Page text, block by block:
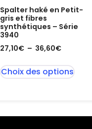
Spalter haké en Petit-
gris et fibres
synthétiques – Série
3940
27,10€ – 36,60€
Choix des options